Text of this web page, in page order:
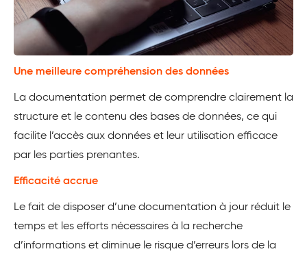
Une meilleure compréhension des données
La documentation permet de comprendre clairement la
structure et le contenu des bases de données, ce qui
facilite l’accès aux données et leur utilisation efficace
par les parties prenantes.
Efficacité accrue
Le fait de disposer d’une documentation à jour réduit le
temps et les efforts nécessaires à la recherche
d’informations et diminue le risque d’erreurs lors de la